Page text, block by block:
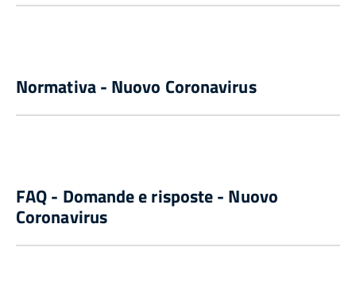
Normativa - Nuovo Coronavirus
FAQ - Domande e risposte - Nuovo
Coronavirus